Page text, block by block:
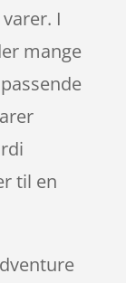
I
mange
til en